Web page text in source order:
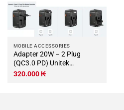
MOBILE ACCESSORIES
Adapter 20W – 2 Plug
(QC3.0 PD) Unitek
P1120ABK01 (Full type
320.000₭